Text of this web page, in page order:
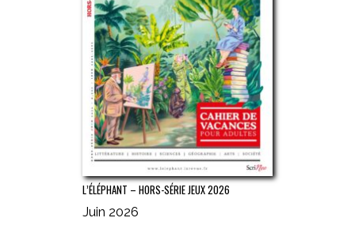
L’ÉLÉPHANT – HORS-SÉRIE JEUX 2026
Juin 2026